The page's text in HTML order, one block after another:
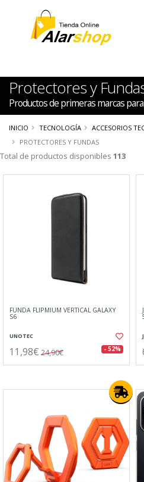
Protectores y
Productos de primeras marcas
INICIO TECNOLOGÍA
ACCESORIOS
PROTECTORES Y FUNDAS
Total de productos disponibles 113
FUNDA FLIPMIUM VERTICAL GALAXY
S6
UNOTEC
11,98€ 24,90€ - 52%